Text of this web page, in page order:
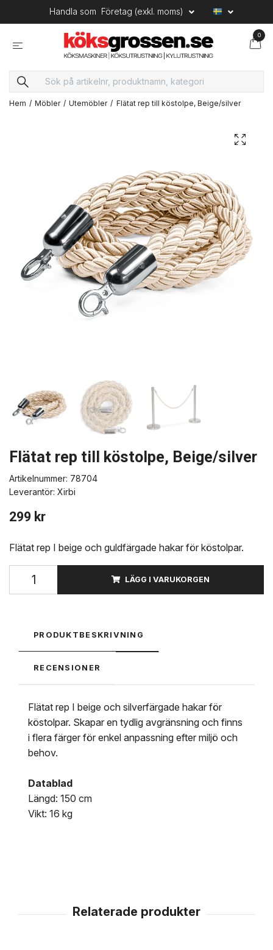
Handla som Företag (exkl. moms)
0
Hem Möbler Utemöbler Flätat rep till köstolpe, Beige/silver
Flätat rep till köstolpe, Beige/silver
Artikelnummer: 78704
Leverantör: Xirbi
299 kr
Flätat rep I beige och guldfärgade hakar för köstolpar.
LÄGG I VARUKORGEN
PRODUKTBESKRIVNING
RECENSIONER
Flätat rep I beige och silverfärgade hakar för
köstolpar. Skapar en tydlig avgränsning och finns
i flera färger för enkel anpassning efter miljö och
behov.
Datablad
Längd: 150 cm
Vikt: 16 kg